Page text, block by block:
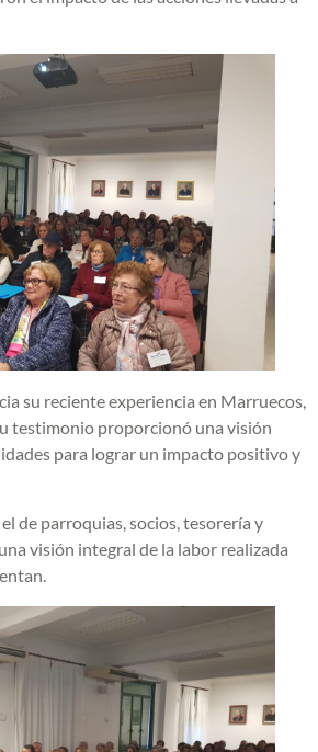
su reciente experiencia en Marruecos,
testimonio proporcionó una visión
para lograr un impacto positivo y
de parroquias, socios, tesorería y
visión integral de la labor realizada